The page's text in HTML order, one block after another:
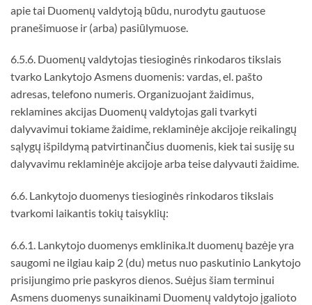
apie tai Duomenų valdytoją būdu, nurodytu gautuose
pranešimuose ir (arba) pasiūlymuose.
6.5.6. Duomenų valdytojas tiesioginės rinkodaros tikslais
tvarko Lankytojo Asmens duomenis: vardas, el. pašto
adresas, telefono numeris. Organizuojant žaidimus,
reklamines akcijas Duomenų valdytojas gali tvarkyti
dalyvavimui tokiame žaidime, reklaminėje akcijoje reikalingų
sąlygų išpildymą patvirtinančius duomenis, kiek tai susiję su
dalyvavimu reklaminėje akcijoje arba teise dalyvauti žaidime.
6.6. Lankytojo duomenys tiesioginės rinkodaros tikslais
tvarkomi laikantis tokių taisyklių:
6.6.1. Lankytojo duomenys emklinika.lt duomenų bazėje yra
saugomi ne ilgiau kaip 2 (du) metus nuo paskutinio Lankytojo
prisijungimo prie paskyros dienos. Suėjus šiam terminui
Asmens duomenys sunaikinami Duomenų valdytojo įgalioto